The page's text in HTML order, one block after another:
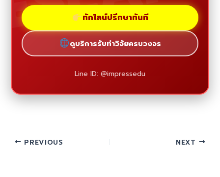
ทักไลน์ปรึกษาทันที
ดูบริการรับทำวิจัยครบวงจร
Line ID: @impressedu
PREVIOUS NEXT